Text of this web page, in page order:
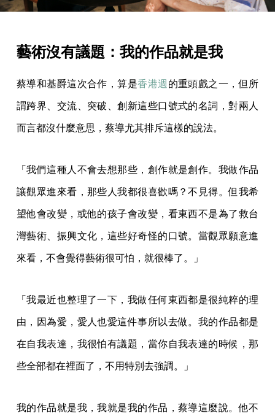
藝術沒有議題：我的作品就是我
蔡導和基爵這次合作，算是香港週 的重頭戲之一，但所
謂跨界、交流、突破、創新這些口號式的名詞，對兩人
而言都沒什麼意思，蔡導尤其排斥這樣的說法。
「我們這種人不會去想那些，創作就是創作。我做作品
讓觀眾進來看，那些人我都很喜歡嗎？不見得。但我希
望他會改變，或他的孩子會改變，看東西不是為了救台
灣藝術、振興文化，這些好奇怪的口號。當觀眾願意進
來看，不會覺得藝術很可怕，就很棒了。」
「我最近也整理了一下，我做任何東西都是很純粹的理
由，因為愛，愛人也愛這件事所以去做。我的作品都是
在自我表達，我很怕有議題，當你自我表達的時候，那
些全部都在裡面了，不用特別去強調。」
我的作品就是我，我就是我的作品，蔡導這麼說。他不